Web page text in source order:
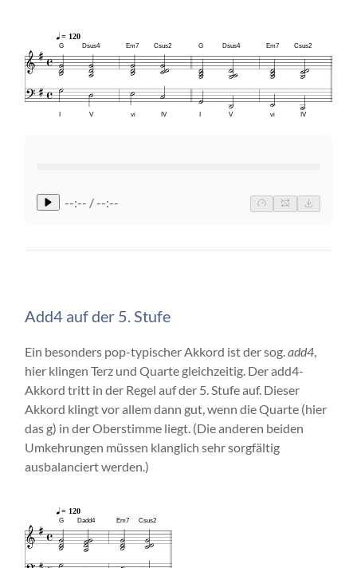
= 120
G Dsus4 Em7 Csus2 G Dsus4 Em7 Csus2
I V vi IV I V vi IV
--:-- / --:--
Add4 auf der 5. Stufe
Ein besonders pop-typischer Akkord ist der sog.add4,
hier klingen Terz und Quarte gleichzeitig. Der add4-
Akkord tritt in der Regel auf der 5. Stufe auf. Dieser
Akkord klingt vor allem dann gut, wenn die Quarte (hier
das g) in der Oberstimme liegt. (Die anderen beiden
Umkehrungen müssen klanglich sehr sorgfältig
ausbalanciert werden.)
= 120
G Dadd4 Em7 Csus2